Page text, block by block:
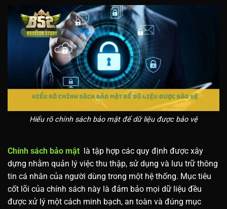
Hiểu rõ chính sách bảo mật để dữ liệu được bảo vệ
Chính sách bảo mật là tập hợp các quy định được xây
dựng nhằm quản lý việc thu thập, sử dụng và lưu trữ thông
tin cá nhân của người dùng trong một hệ thống. Mục tiêu
cốt lõi của chính sách này là đảm bảo mọi dữ liệu đều
được xử lý một cách minh bạch, an toàn và đúng mục